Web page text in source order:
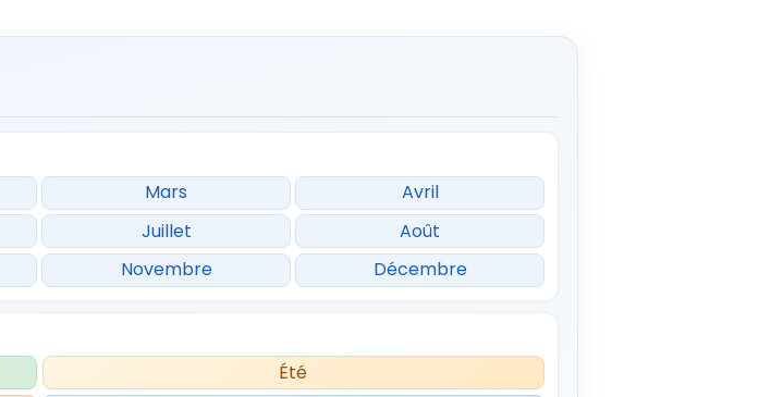
Mars
Avril
Juillet
Août
Novembre Décembre
Été